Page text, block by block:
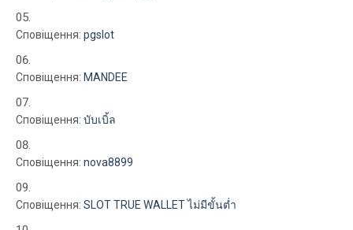
Сповіщення: pgslot
Сповіщення: MANDEE
Сповіщення: บับเบิ้ล
Сповіщення: nova8899
Сповіщення: SLOT TRUE WALLET ไม่มีขั้นต่ำ